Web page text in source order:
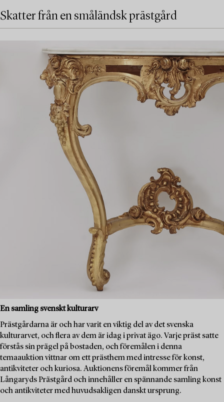
Skatter från en småländsk prästgård
En samling svenskt kulturarv
Prästgårdarna är och har varit en viktig del av det svenska
kulturarvet, och flera av dem är idag i privat ägo. Varje präst satte
förstås sin prägel på bostaden, och föremålen i denna
temaauktion vittnar om ett prästhem med intresse för konst,
antikviteter och kuriosa. Auktionens föremål kommer från
Långaryds Prästgård och innehåller en spännande samling konst
och antikviteter med huvudsakligen danskt ursprung.